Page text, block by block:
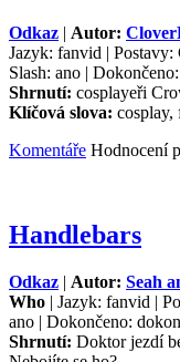
Odkaz | Autor:
Jazyk: fanvid |
Slash: ano |
Shrnutí: cosplayeři
Klíčová slova: cosplay,
Komentáře
Handlebars
Odkaz | Autor: Seah
Who | Jazyk: fanvid |
ano | Dokončeno:
Shrnutí: Doktor jezdí